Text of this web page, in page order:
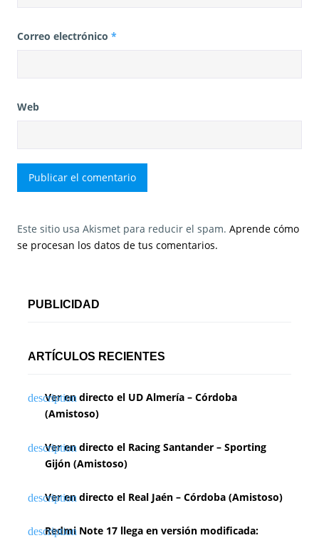
Correo electrónico *
Web
Este sitio usa Akismet para reducir el spam. Aprende cómo
se procesan los datos de tus comentarios.
PUBLICIDAD
ARTÍCULOS RECIENTES
Ver en directo el UD Almería – Córdoba
(Amistoso)
Ver en directo el Racing Santander – Sporting
Gijón (Amistoso)
Ver en directo el Real Jaén – Córdoba (Amistoso)
Redmi Note 17 llega en versión modificada: